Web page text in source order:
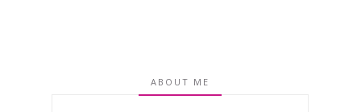
ABOUT ME